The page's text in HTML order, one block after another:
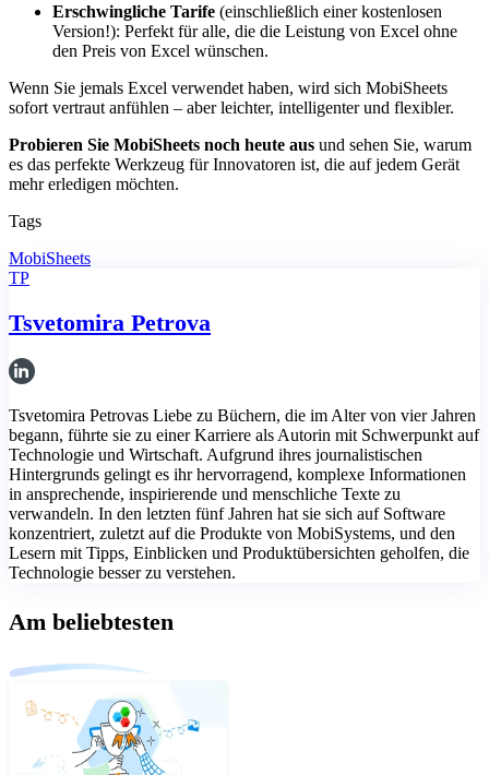
Erschwingliche Tarife (einschließlich einer kostenlosen
Version!): Perfekt für alle, die die Leistung von Excel ohne
den Preis von Excel wünschen.
Wenn Sie jemals Excel verwendet haben, wird sich MobiSheets
sofort vertraut anfühlen – aber leichter, intelligenter und flexibler.
Probieren Sie MobiSheets noch heute aus und sehen Sie, warum
es das perfekte Werkzeug für Innovatoren ist, die auf jedem Gerät
mehr erledigen möchten.
Tags
MobiSheets
TP
Tsvetomira Petrova
Tsvetomira Petrovas Liebe zu Büchern, die im Alter von vier Jahren
begann, führte sie zu einer Karriere als Autorin mit Schwerpunkt auf
Technologie und Wirtschaft. Aufgrund ihres journalistischen
Hintergrunds gelingt es ihr hervorragend, komplexe Informationen
in ansprechende, inspirierende und menschliche Texte zu
verwandeln. In den letzten fünf Jahren hat sie sich auf Software
konzentriert, zuletzt auf die Produkte von MobiSystems, und den
Lesern mit Tipps, Einblicken und Produktübersichten geholfen, die
Technologie besser zu verstehen.
Am beliebtesten